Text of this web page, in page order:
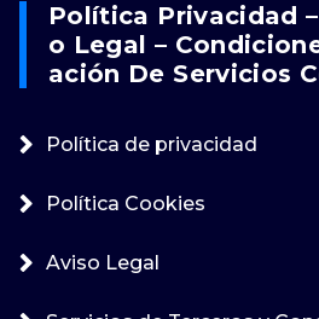
Política Privacidad
O Legal –
Ación De Servicios
Política de privacidad
Política Cookies
Aviso Legal